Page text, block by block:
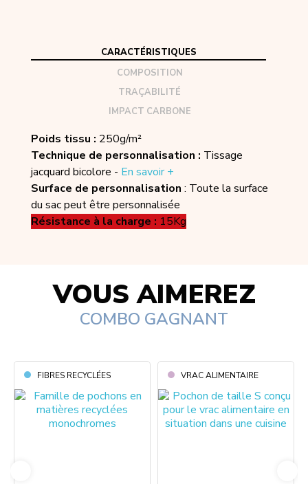
CARACTÉRISTIQUES
COMPOSITION
TRAÇABILITÉ
IMPACT CARBONE
Poids tissu : 250g/m²
Technique de personnalisation : Tissage
jacquard bicolore - En savoir +
Surface de personnalisation : Toute la surface
du sac peut être personnalisée
Résistance à la charge : 15Kg
VOUS AIMEREZ
COMBO GAGNANT
FIBRES RECYCLÉES VRAC ALIMENTAIRE